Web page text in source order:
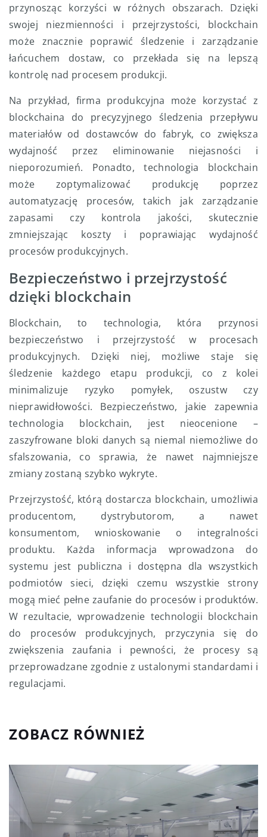
przynosząc korzyści w różnych obszarach. Dzięki
swojej niezmienności i przejrzystości, blockchain
może znacznie poprawić śledzenie i zarządzanie
łańcuchem dostaw, co przekłada się na lepszą
kontrolę nad procesem produkcji.
Na przykład, firma produkcyjna może korzystać z
blockchaina do precyzyjnego śledzenia przepływu
materiałów od dostawców do fabryk, co zwiększa
wydajność przez eliminowanie niejasności i
nieporozumień. Ponadto, technologia blockchain
może zoptymalizować produkcję poprzez
automatyzację procesów, takich jak zarządzanie
zapasami czy kontrola jakości, skutecznie
zmniejszając koszty i poprawiając wydajność
procesów produkcyjnych.
Bezpieczeństwo i przejrzystość
dzięki blockchain
Blockchain, to technologia, która przynosi
bezpieczeństwo i przejrzystość w procesach
produkcyjnych. Dzięki niej, możliwe staje się
śledzenie każdego etapu produkcji, co z kolei
minimalizuje ryzyko pomyłek, oszustw czy
nieprawidłowości. Bezpieczeństwo, jakie zapewnia
technologia blockchain, jest nieocenione –
zaszyfrowane bloki danych są niemal niemożliwe do
sfalszowania, co sprawia, że nawet najmniejsze
zmiany zostaną szybko wykryte.
Przejrzystość, którą dostarcza blockchain, umożliwia
producentom, dystrybutorom, a nawet
konsumentom, wnioskowanie o integralności
produktu. Każda informacja wprowadzona do
systemu jest publiczna i dostępna dla wszystkich
podmiotów sieci, dzięki czemu wszystkie strony
mogą mieć pełne zaufanie do procesów i produktów.
W rezultacie, wprowadzenie technologii blockchain
do procesów produkcyjnych, przyczynia się do
zwiększenia zaufania i pewności, że procesy są
przeprowadzane zgodnie z ustalonymi standardami i
regulacjami.
ZOBACZ RÓWNIEŻ